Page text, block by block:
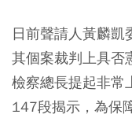
日前聲請人黃麟凱
其個案裁判上具否
檢察總長提起非常
147段揭示，為保